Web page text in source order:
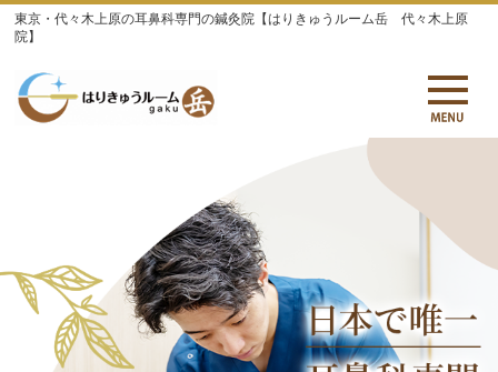
東京・代々木上原の耳鼻科専門の鍼灸院【はりきゅうルーム岳 代々木上原
院】